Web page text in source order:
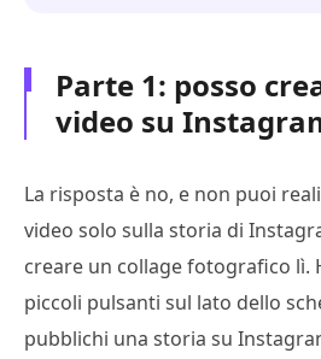
Parte 1: posso
video su
La risposta è no, e non puoi
video solo sulla storia di
creare un collage fotografico lì.
piccoli pulsanti sul lato dello
pubblichi una storia su